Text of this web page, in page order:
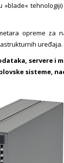
opreme za
uređaja.
servere i
sisteme,